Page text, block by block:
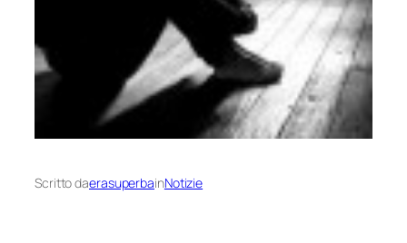
Scritto daerasuperbainNotizie